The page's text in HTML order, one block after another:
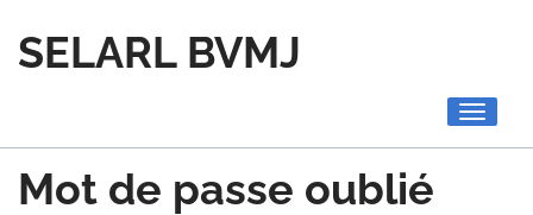
SELARL BVMJ
Toggle
Mot de passe oublié